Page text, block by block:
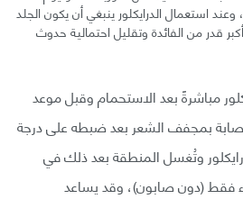
وعند استعمال الدرايكلور ينبغي أن يكون الجلد
قدر من الفائدة وتقليل احتمالية حدوث
مباشرةً بعد الاستحمام وقبل موعد
بمجفف الشعر بعد ضبطه على درجة
وتُغسل المنطقة بعد ذلك في
فقط (دون صابون)، وقد يساعد